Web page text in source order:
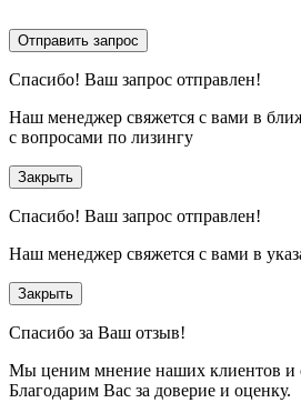
Отправить запрос
Спасибо! Ваш запрос отправлен!
Наш менеджер свяжется с вами в
с вопросами по лизингу
Закрыть
Спасибо! Ваш запрос отправлен!
Наш менеджер свяжется с вами в
Закрыть
Спасибо за Ваш отзыв!
Мы ценим мнение наших клиентов и
Благодарим Вас за доверие и оценку.